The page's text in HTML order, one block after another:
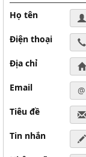
Họ tên
Điện thoại
Địa chỉ
Email
@
Tiêu đề
Tin nhắn